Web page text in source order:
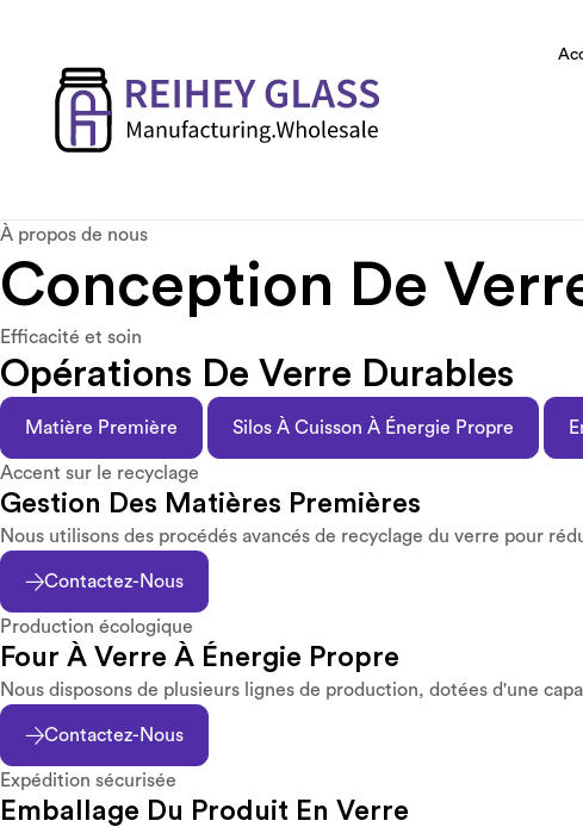
À propos de nous
Conception De
Efficacité et soin
Opérations De Verre Durables
Matière Première Silos À Cuisson À Énergie Propre
Accent sur le recyclage
Gestion Des Matières Premières
Nous utilisons des procédés avancés de recyclage du verre pour
Contactez-Nous
Production écologique
Four À Verre À Énergie Propre
Nous disposons de plusieurs lignes de production, dotées d'une
Contactez-Nous
Expédition sécurisée
Emballage Du Produit En Verre